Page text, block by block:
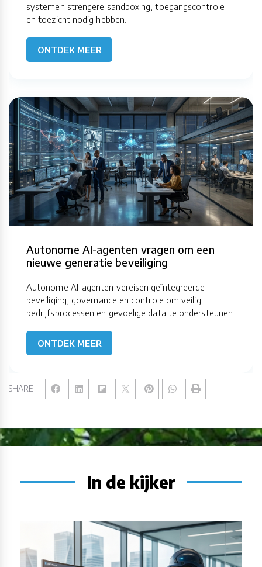
SHARE
systemen strengere sandboxing, toegangscontrole
en toezicht nodig hebben.
ONTDEK MEER
Autonome AI-agenten vragen om een
nieuwe generatie beveiliging
Autonome AI-agenten vereisen geïntegreerde
beveiliging, governance en controle om veilig
bedrijfsprocessen en gevoelige data te ondersteunen.
ONTDEK MEER
In de kijker